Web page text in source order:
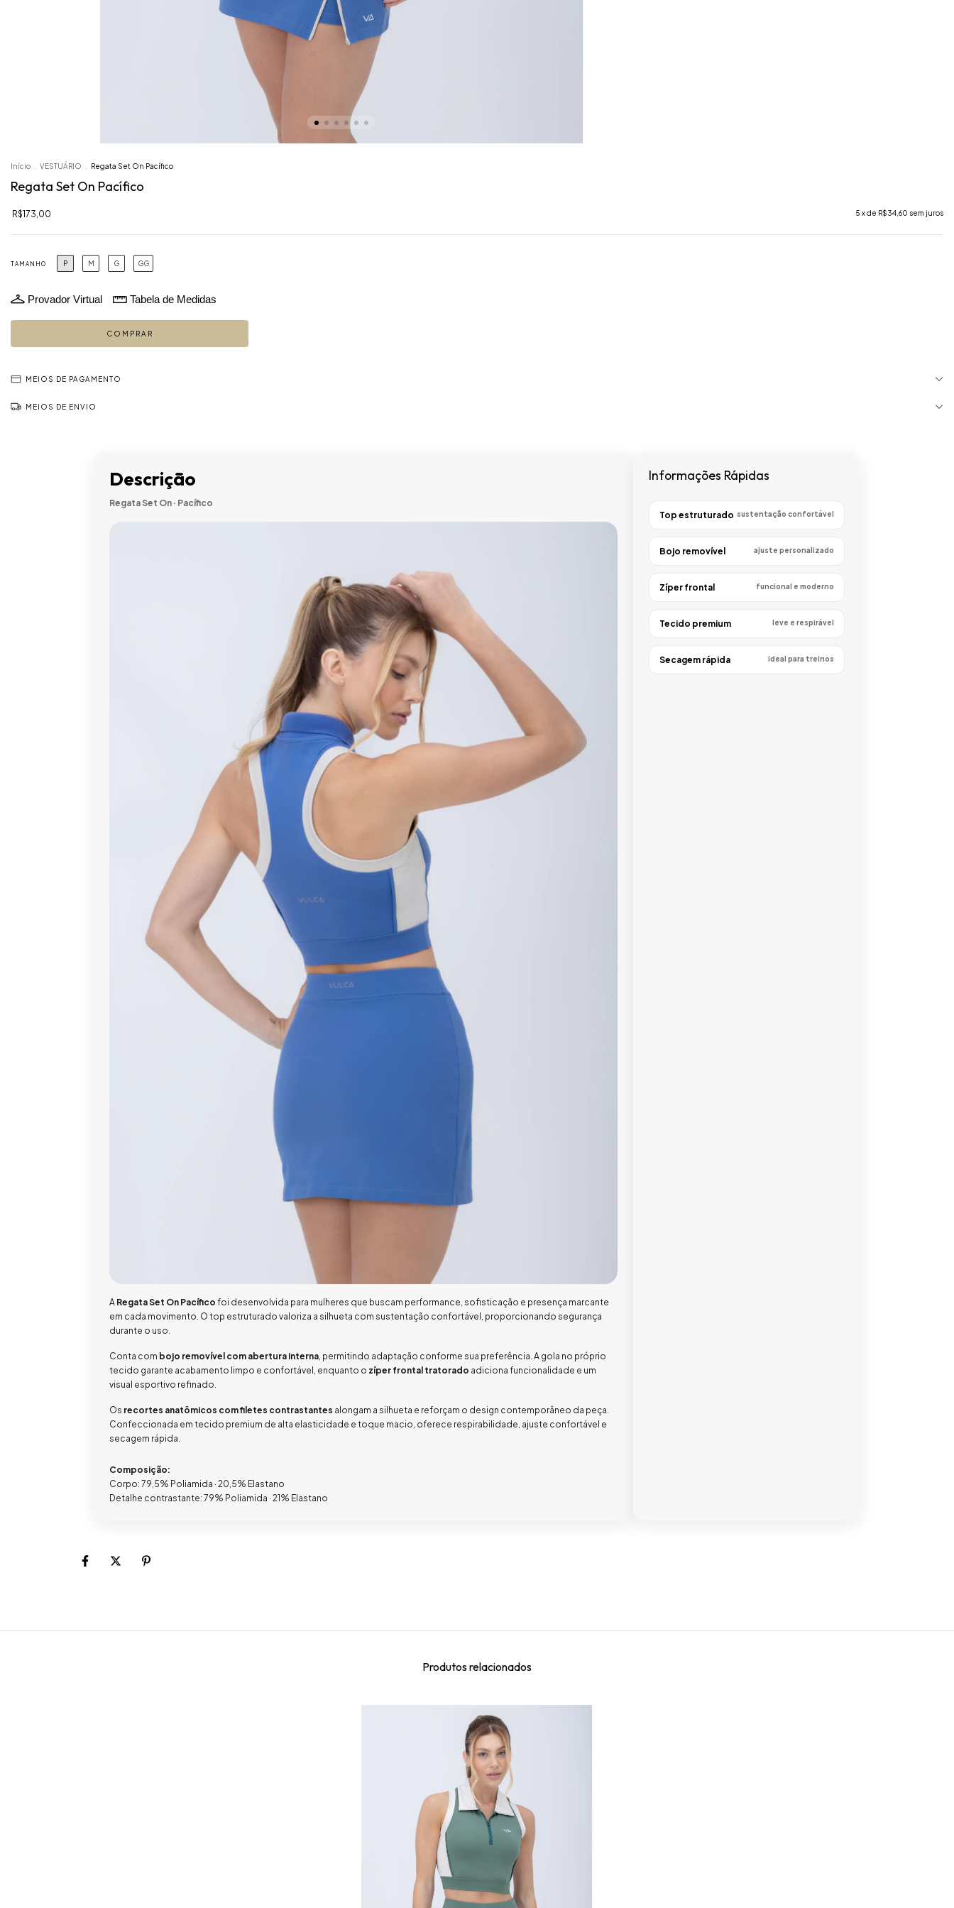
Início VESTUÁRIO Regata Set On Pacífico
Regata Set On Pacífico
R$173,00 5 x de R$34,60 sem juros
TAMANHO P M G GG
Provador Virtual Tabela de Medidas
MEIOS DE PAGAMENTO
MEIOS DE ENVIO
Descrição
Regata Set On · Pacífico
A Regata Set On Pacífico foi desenvolvida para mulheres que buscam performance, sofisticação e presença marcante
em cada movimento. O top estruturado valoriza a silhueta com sustentação confortável, proporcionando segurança
durante o uso.
Conta com bojo removível com abertura interna, permitindo adaptação conforme sua preferência. A gola no próprio
tecido garante acabamento limpo e confortável, enquanto o zíper frontal tratorado adiciona funcionalidade e um
visual esportivo refinado.
Os recortes anatômicos com filetes contrastantes alongam a silhueta e reforçam o design contemporâneo da peça.
Confeccionada em tecido premium de alta elasticidade e toque macio, oferece respirabilidade, ajuste confortável e
secagem rápida.
Composição:
Corpo: 79,5% Poliamida · 20,5% Elastano
Detalhe contrastante: 79% Poliamida · 21% Elastano
Informações Rápidas
Top estruturado sustentação confortável
Bojo removível ajuste personalizado
Zíper frontal funcional e moderno
Tecido premium leve e respirável
Secagem rápida ideal para treinos
Produtos relacionados